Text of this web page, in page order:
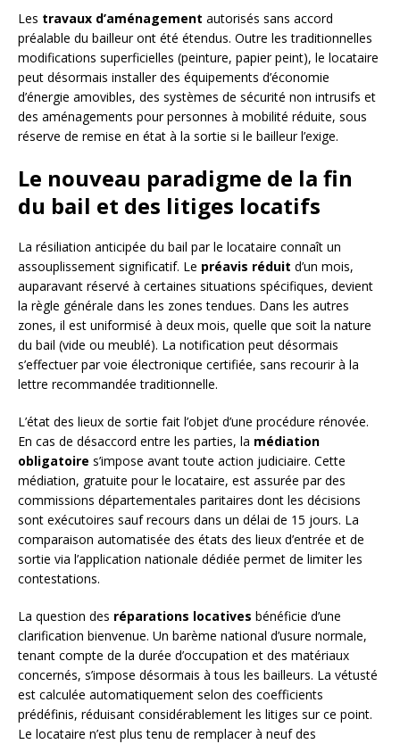
Les travaux d’aménagement autorisés sans accord
préalable du bailleur ont été étendus. Outre les traditionnelles
modifications superficielles (peinture, papier peint), le locataire
peut désormais installer des équipements d’économie
d’énergie amovibles, des systèmes de sécurité non intrusifs et
des aménagements pour personnes à mobilité réduite, sous
réserve de remise en état à la sortie si le bailleur l’exige.
Le nouveau paradigme de la fin
du bail et des litiges locatifs
La résiliation anticipée du bail par le locataire connaît un
assouplissement significatif. Le préavis réduit d’un mois,
auparavant réservé à certaines situations spécifiques, devient
la règle générale dans les zones tendues. Dans les autres
zones, il est uniformisé à deux mois, quelle que soit la nature
du bail (vide ou meublé). La notification peut désormais
s’effectuer par voie électronique certifiée, sans recourir à la
lettre recommandée traditionnelle.
L’état des lieux de sortie fait l’objet d’une procédure rénovée.
En cas de désaccord entre les parties, la médiation
obligatoire s’impose avant toute action judiciaire. Cette
médiation, gratuite pour le locataire, est assurée par des
commissions départementales paritaires dont les décisions
sont exécutoires sauf recours dans un délai de 15 jours. La
comparaison automatisée des états des lieux d’entrée et de
sortie via l’application nationale dédiée permet de limiter les
contestations.
La question des réparations locatives bénéficie d’une
clarification bienvenue. Un barème national d’usure normale,
tenant compte de la durée d’occupation et des matériaux
concernés, s’impose désormais à tous les bailleurs. La vétusté
est calculée automatiquement selon des coefficients
prédéfinis, réduisant considérablement les litiges sur ce point.
Le locataire n’est plus tenu de remplacer à neuf des